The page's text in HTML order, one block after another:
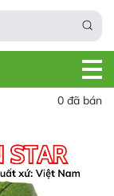
0 đã bán